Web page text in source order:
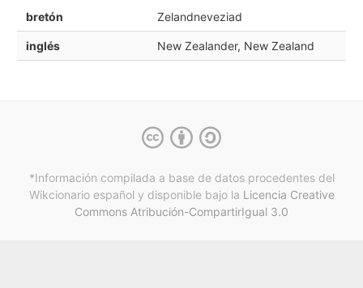
bretón Zelandneveziad
inglés New Zealander, New Zealand
*Información compilada a base de datos procedentes del
Wikcionario español y disponible bajo la Licencia Creative
Commons Atribución-CompartirIgual 3.0